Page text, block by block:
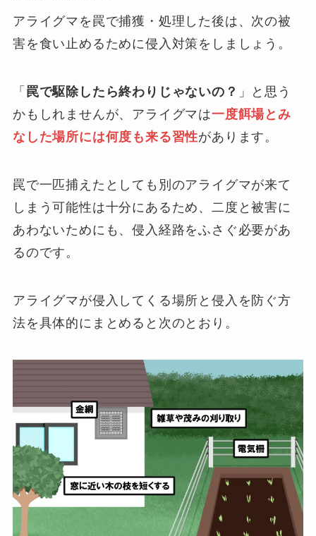
アライグマを罠で捕獲・処理した後は、次の被
害を食い止めるために侵入対策をしましょう。
「 罠で駆除したら終わりじゃないの？ 」と思う
かもしれませんが、アライグマは一度餌場とみ
なした場所には何度も来る習性があります。
罠で一匹捕えたとしても別のアライグマが来て
しまう可能性は十分にあるため、二度と被害に
あわないためにも、侵入経路をふさぐ必要があ
るのです。
アライグマが侵入してくる場所と侵入を防ぐ方
法を具体的にまとめると次のとおり。